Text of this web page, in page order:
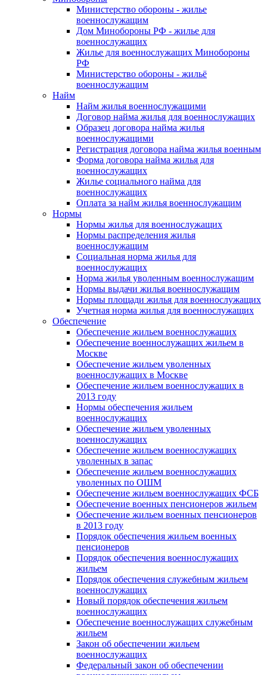
Министерство обороны - жилье
военнослужащим
Дом Минобороны РФ - жилье для
военнослужащих
Жилье для военнослужащих Минобороны
РФ
Министерство обороны - жильё
военнослужащим
Найм
Найм жилья военнослужащими
Договор найма жилья для военнослужащих
Образец договора найма жилья
военнослужащими
Регистрация договора найма жилья военным
Форма договора найма жилья для
военнослужащих
Жилье социального найма для
военнослужащих
Оплата за найм жилья военнослужащим
Нормы
Нормы жилья для военнослужащих
Нормы распределения жилья
военнослужащим
Социальная норма жилья для
военнослужащих
Норма жилья уволенным военнослужащим
Нормы выдачи жилья военнослужащим
Нормы площади жилья для военнослужащих
Учетная норма жилья для военнослужащих
Обеспечение
Обеспечение жильем военнослужащих
Обеспечение военнослужащих жильем в
Москве
Обеспечение жильем уволенных
военнослужащих в Москве
Обеспечение жильем военнослужащих в
2013 году
Нормы обеспечения жильем
военнослужащих
Обеспечение жильем уволенных
военнослужащих
Обеспечение жильем военнослужащих
уволенных в запас
Обеспечение жильем военнослужащих
уволенных по ОШМ
Обеспечение жильем военнослужащих ФСБ
Обеспечение военных пенсионеров жильем
Обеспечение жильем военных пенсионеров
в 2013 году
Порядок обеспечения жильем военных
пенсионеров
Порядок обеспечения военнослужащих
жильем
Порядок обеспечения служебным жильем
военнослужащих
Новый порядок обеспечения жильем
военнослужащих
Обеспечение военнослужащих служебным
жильем
Закон об обеспечении жильем
военнослужащих
Федеральный закон об обеспечении